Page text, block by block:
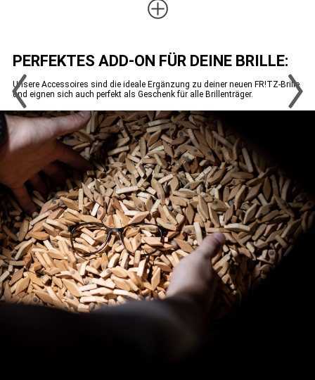
PERFEKTES ADD-ON FÜR DEINE BRILLE:
Unsere Accessoires sind die ideale Ergänzung zu deiner neuen FR!TZ-Brille
und eignen sich auch perfekt als Geschenk für alle Brillenträger.